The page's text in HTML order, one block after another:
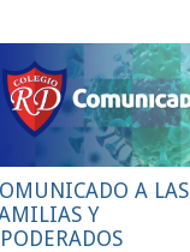
A LAS
Y